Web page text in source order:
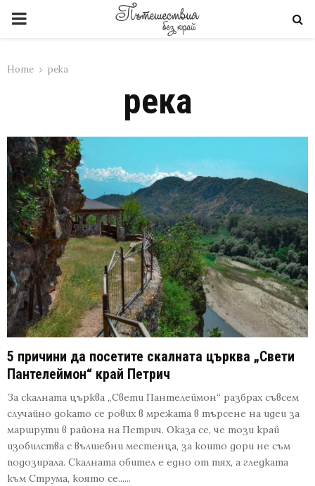
PRIMARY
Home река
река
5 причини да посетите скалната църква „Свети
Пантелеймон“ край Петрич
За скалната църква „Свети Пантелеймон“ разбрах съвсем
случайно докато се рових в мрежата в търсене на идеи за
маршрути в района на Петрич. Оказа се, че този край
изобилства с вълшебни местенца, за които дори не съм
подозирала. Скалната обител е едно от тях, а гледката
към Струма, която се......